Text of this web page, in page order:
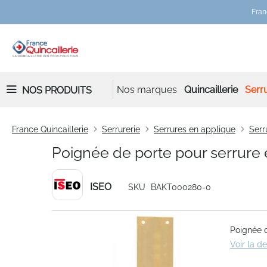
NOS PRODUITS Nos marques Quincaillerie
France Quincaillerie Serrurerie Serrures en applique
Poignée de porte pour serrure
ISEO SKU BAKT000280-0
Poignée
Voir la